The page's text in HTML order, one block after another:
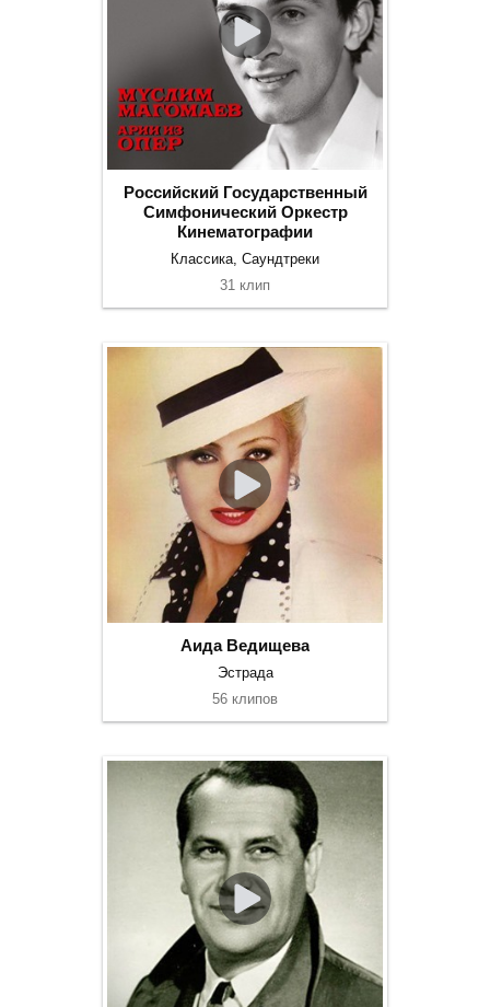
Российский Государственный
Симфонический Оркестр
Кинематографии
Классика, Саундтреки
31 клип
Аида Ведищева
Эстрада
56 клипов